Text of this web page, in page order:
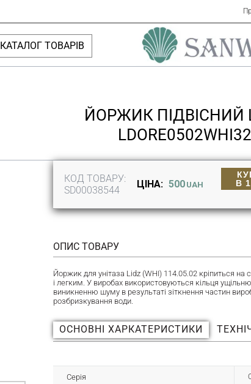
КАТАЛОГ ТОВАРІВ
ЙОРЖИК ПІДВІСНИЙ
КОД ТОВАРУ:
SD00038544
ЦІНА: 500 UAH
В
ОПИС ТОВАРУ
Йоржик для унітаза Lidz (WHI) 114.05.02 кріпиться на
і легким. У виробах використовуються кільця
виникненню шуму в результаті зіткнення частин
розбризкування води.
ОСНОВНІ ХАРКАТЕРИСТИКИ
Серія